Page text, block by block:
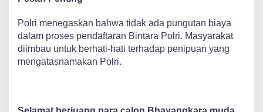
Polri menegaskan bahwa tidak ada pungutan biaya
dalam proses pendaftaran Bintara Polri. Masyarakat
diimbau untuk berhati-hati terhadap penipuan yang
mengatasnamakan Polri.